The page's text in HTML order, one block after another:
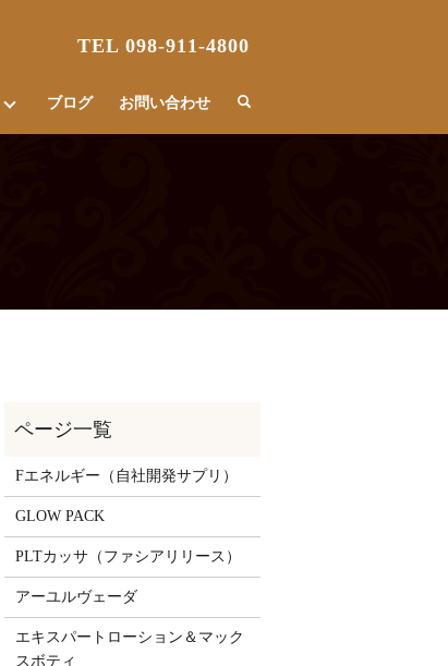
ブログ お問い合わせ
TEL 098-911-4800
Fエネルギー（自社開発サプリ）
GLOW PACK
PLTカッサ（ファシアリリース）
アーユルヴェーダ
エキスパートローション＆マック
スボティ